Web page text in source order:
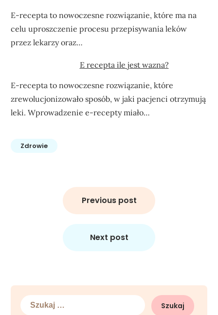
E-recepta to nowoczesne rozwiązanie, które ma na
celu uproszczenie procesu przepisywania leków
przez lekarzy oraz…
E recepta ile jest wazna?
E-recepta to nowoczesne rozwiązanie, które
zrewolucjonizowało sposób, w jaki pacjenci otrzymują
leki. Wprowadzenie e-recepty miało…
Zdrowie
Previous post
Next post
Szukaj: